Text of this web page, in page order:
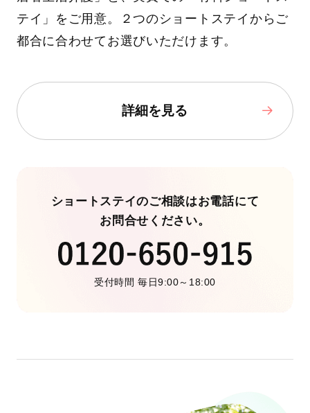
テイ」をご用意。２つのショートステイからご
都合に合わせてお選びいただけます。
詳細を見る
ショートステイのご相談はお電話にて
お問合せください。
受付時間 毎日9:00～18:00